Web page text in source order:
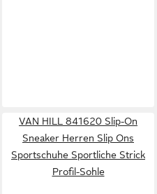
VAN HILL 841620 Slip-On
Sneaker Herren Slip Ons
Sportschuhe Sportliche Strick
Profil-Sohle